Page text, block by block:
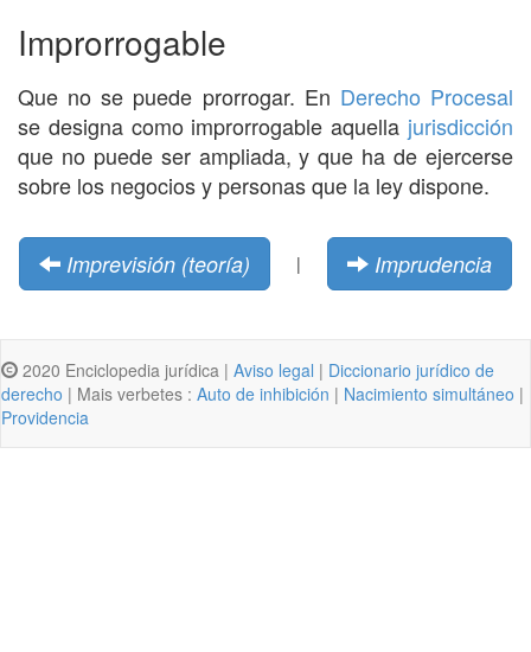
Improrrogable
Que no se puede prorrogar. En Derecho Procesal
se designa como improrrogable aquella jurisdicción
que no puede ser ampliada, y que ha de ejercerse
sobre los negocios y personas que la ley dispone.
Imprevisión (teoría) | Imprudencia
2020 Enciclopedia jurídica | Aviso legal | Diccionario jurídico de
derecho | Mais verbetes : Auto de inhibición | Nacimiento simultáneo |
Providencia